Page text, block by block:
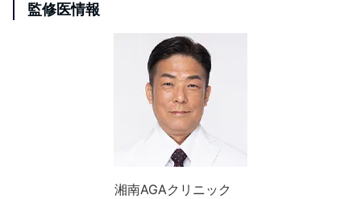
監修医情報
湘南AGAクリニック